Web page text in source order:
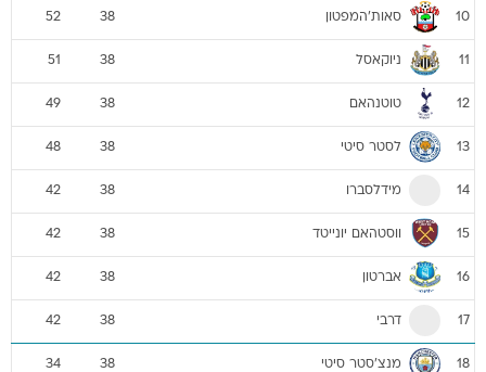
10 סאות'המפטון 38
52
11 ניוקאסל 38
51
12 טוטנהאם 38
49
13 לסטר סיטי 38
48
14 מידלסברו 38
42
15 ווסטהאם יונייטד 38
42
16 אברטון 38
42
17 דרבי 38
42
18 מנצ'סטר סיטי 38
34